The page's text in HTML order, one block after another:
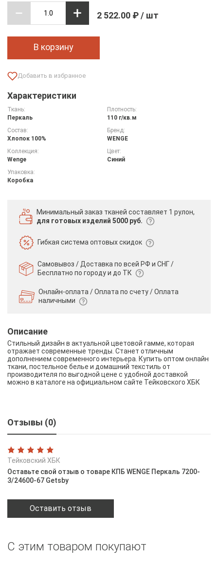
2 522.00 ₽ / шт
В корзину
Характеристики
Ткань:
Перкаль
Плотность:
110 г/кв.м
Состав:
Хлопок 100%
Бренд:
WENGE
Коллекция:
Wenge
Цвет:
Синий
Упаковка:
Коробка
Минимальный заказ тканей составляет 1 рулон,
для готовых изделий 5000 руб.
Гибкая системаоптовых скидок
Самовывоз / Доставка по всей РФ и СНГ /
Бесплатно по городу и до ТК
Онлайн-оплата / Оплата по счету /Оплата
наличными
Описание
Стильный дизайн в актуальной цветовой гамме, которая
отражает современные тренды. Станет отличным
дополнением современного интерьера. Купить оптом онлайн
ткани, постельное белье и домашний текстиль от
производителя по выгодной цене с удобной доставкой
можно в каталоге на официальном сайте Тейковского ХБК
Отзывы (0)
Тейковский ХБК
Оставьте свой отзыв о товаре КПБ WENGE Перкаль 7200-
3/24600-67 Getsby
Оставить отзыв
С этим товаром покупают